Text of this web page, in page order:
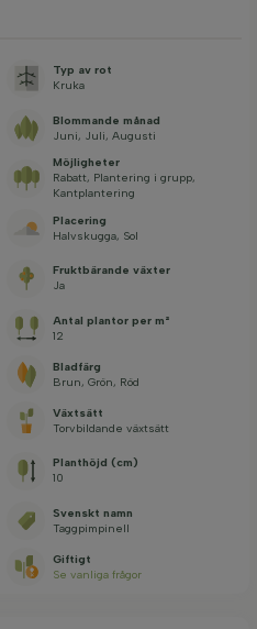
Typ av rot
Kruka
Blommande månad
Juni, Juli, Augusti
Möjligheter
Rabatt, Plantering i grupp,
Kantplantering
Placering
Halvskugga, Sol
Fruktbärande växter
Ja
Antal plantor per m²
12
Bladfärg
Brun, Grön, Röd
Växtsätt
Torvbildande växtsätt
Planthöjd (cm)
10
Svenskt namn
Taggpimpinell
Giftigt
Se vanliga frågor